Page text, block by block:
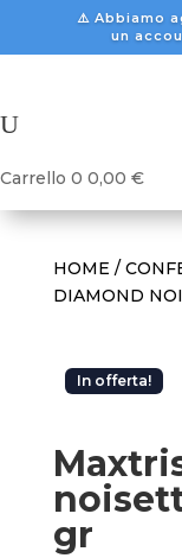
⚠️ Abbiamo
un
U
Carrello 0 0,00 €
HOME /
DIAMOND
In offerta!
gr